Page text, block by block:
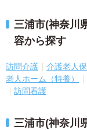
三浦市(神奈川
容から探す
訪問介護 介護老人
老人ホーム（特養）
訪問看護
三浦市(神奈川